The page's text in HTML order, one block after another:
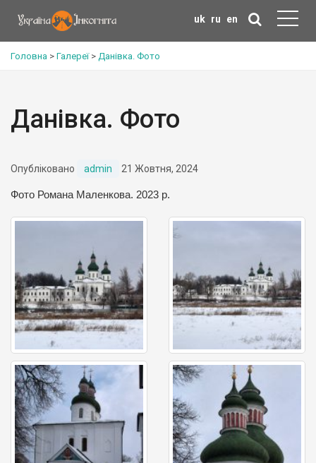
uk ru en
Головна > Галереї> Данівка. Фото
Данівка. Фото
Опубліковано admin 21 Жовтня, 2024
Фото Романа Маленкова. 2023 р.